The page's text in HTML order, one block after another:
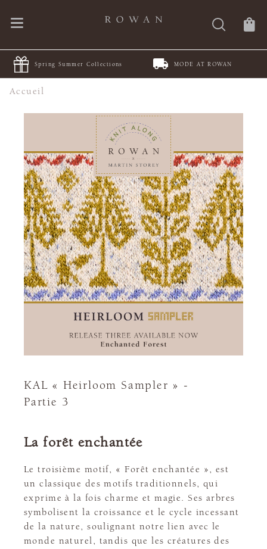
Spring Summer Collections MODE AT ROWAN
Accueil
KAL « Heirloom Sampler » -
Partie 3
La forêt enchantée
Le troisième motif, « Forêt enchantée », est
un classique des motifs traditionnels, qui
exprime à la fois charme et magie. Ses arbres
symbolisent la croissance et le cycle incessant
de la nature, soulignant notre lien avec le
monde naturel, tandis que les créatures des